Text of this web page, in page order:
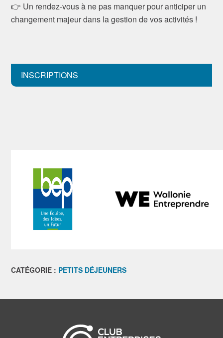
👉 Un rendez-vous à ne pas manquer pour anticiper un
changement majeur dans la gestion de vos activités !
INSCRIPTIONS
CATÉGORIE : PETITS DÉJEUNERS